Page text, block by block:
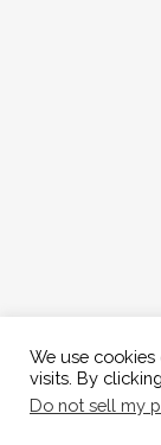
We use
visits. By
Do not sell my